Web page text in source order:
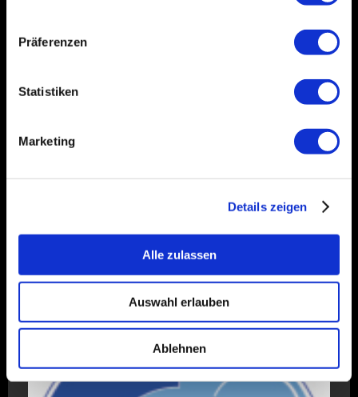
Präferenzen
Statistiken
Marketing
Details zeigen
Alle zulassen
Auswahl erlauben
Ablehnen